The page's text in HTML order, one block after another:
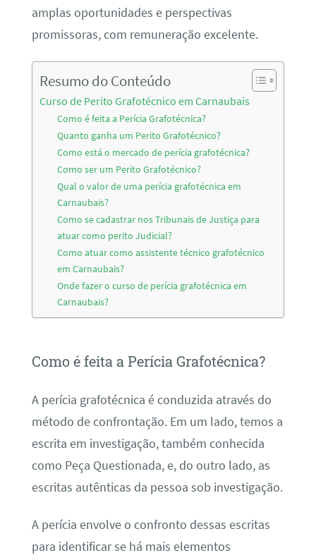
amplas oportunidades e perspectivas
promissoras, com remuneração excelente.
Resumo do Conteúdo
Curso de Perito Grafotécnico em Carnaubais
Como é feita a Perícia Grafotécnica?
Quanto ganha um Perito Grafotécnico?
Como está o mercado de perícia grafotécnica?
Como ser um Perito Grafotécnico?
Qual o valor de uma perícia grafotécnica em
Carnaubais?
Como se cadastrar nos Tribunais de Justiça para
atuar como perito Judicial?
Como atuar como assistente técnico grafotécnico
em Carnaubais?
Onde fazer o curso de perícia grafotécnica em
Carnaubais?
Como é feita a Perícia Grafotécnica?
A perícia grafotécnica é conduzida através do
método de confrontação. Em um lado, temos a
escrita em investigação, também conhecida
como Peça Questionada, e, do outro lado, as
escritas autênticas da pessoa sob investigação.
A perícia envolve o confronto dessas escritas
para identificar se há mais elementos